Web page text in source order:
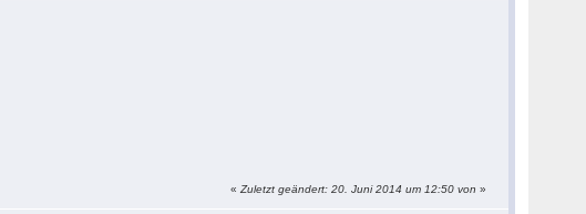
«Zuletzt geändert: 20. Juni 2014 um 12:50 von»